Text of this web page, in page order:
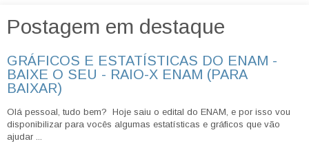
Postagem em destaque
GRÁFICOS E ESTATÍSTICAS DO ENAM -
BAIXE O SEU - RAIO-X ENAM (PARA
BAIXAR)
Olá pessoal, tudo bem? Hoje saiu o edital do ENAM, e por isso vou
disponibilizar para vocês algumas estatísticas e gráficos que vão
ajudar ...